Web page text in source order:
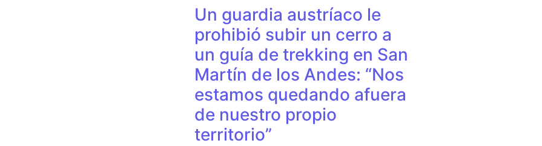
Un guardia austríaco le
prohibió subir un cerro a
un guía de trekking en San
Martín de los Andes: “Nos
estamos quedando afuera
de nuestro propio
territorio”